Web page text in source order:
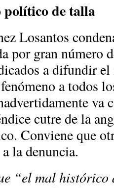
político de talla
Losantos
por gran número
a difundir
a todos
va
cutre de la
Conviene que
la denuncia.
“el mal histórico